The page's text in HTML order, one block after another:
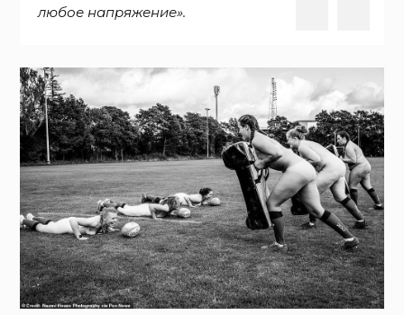
любое напряжение».